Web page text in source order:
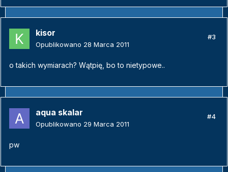
kisor
Opublikowano 28 Marca 2011
#3
o takich wymiarach? Wątpię, bo to nietypowe..
aqua skalar
Opublikowano 29 Marca 2011
#4
pw